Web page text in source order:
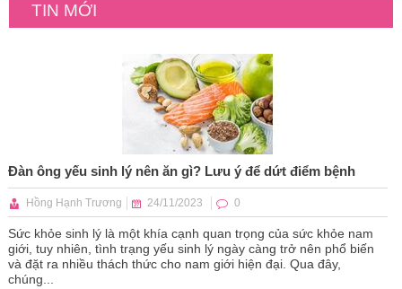
TIN MỚI
Đàn ông yếu sinh lý nên ăn gì? Lưu ý để dứt điểm bệnh
Hồng Hạnh Trương 24/11/2023 0
Sức khỏe sinh lý là một khía cạnh quan trọng của sức khỏe nam
giới, tuy nhiên, tình trạng yếu sinh lý ngày càng trở nên phổ biến
và đặt ra nhiều thách thức cho nam giới hiện đại. Qua đây,
chúng...